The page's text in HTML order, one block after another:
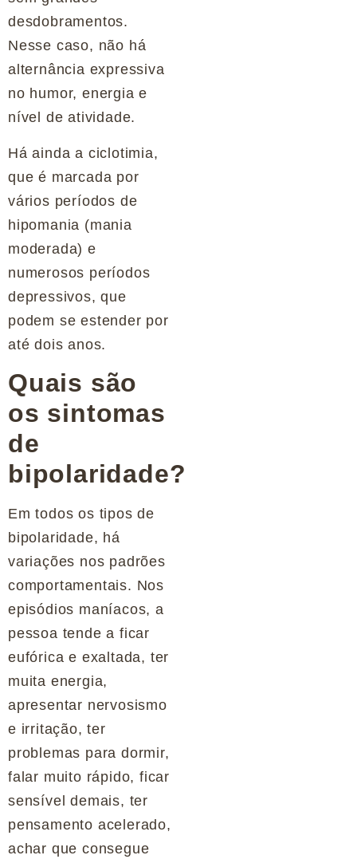
desdobramentos.
Nesse caso, não há
alternância expressiva
no humor, energia e
nível de atividade.
Há ainda a ciclotimia,
que é marcada por
vários períodos de
hipomania (mania
moderada) e
numerosos períodos
depressivos, que
podem se estender por
até dois anos.
Quais são
os sintomas
de
bipolaridade?
Em todos os tipos de
bipolaridade, há
variações nos padrões
comportamentais. Nos
episódios maníacos, a
pessoa tende a ficar
eufórica e exaltada, ter
muita energia,
apresentar nervosismo
e irritação, ter
problemas para dormir,
falar muito rápido, ficar
sensível demais, ter
pensamento acelerado,
achar que consegue